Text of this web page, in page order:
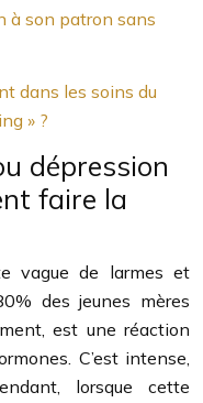
à son patron sans
dans les soins du
» ?
dépression
faire la
vague de larmes et
des jeunes mères
est une réaction
C’est intense,
lorsque cette